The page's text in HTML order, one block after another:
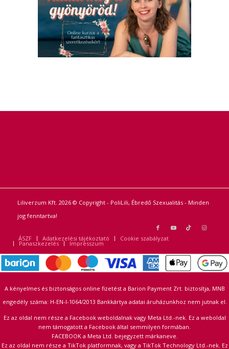
Liliverzum Kft. 2026 © Copyright - PoliLili, Ébredő Szexualitás - Minden
jog fenntartva!
ÁSZF Adatkezelési tájékoztató Cookie szabályzat
Panaszkezelés Impresszum
A kényelmes és biztonságos online fizetést a Barion Payment Zrt. biztosítja, MNB
engedély száma: H-EN-I-1064/2013 Bankkártya adatai áruházunkhoz nem jutnak el.
Ez az oldal nem része a Facebook weboldalnak vagy Meta Ltd.-nek. Ez a weboldal
nem támogatott a Facebook által semmilyen formában.
FACEBOOK a Meta Ltd. bejegyzett márkaneve.
Ez az oldal nem része a TikTok platformnak, vagy a TikTok Technology Ltd.-nek. Ez